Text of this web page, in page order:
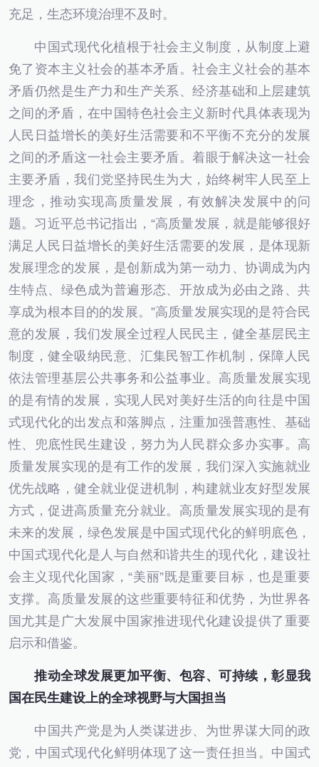
充足，生态环境治理不及时。
中国式现代化植根于社会主义制度，从制度上避
免了资本主义社会的基本矛盾。社会主义社会的基本
矛盾仍然是生产力和生产关系、经济基础和上层建筑
之间的矛盾，在中国特色社会主义新时代具体表现为
人民日益增长的美好生活需要和不平衡不充分的发展
之间的矛盾这一社会主要矛盾。着眼于解决这一社会
主要矛盾，我们党坚持民生为大，始终树牢人民至上
理念，推动实现高质量发展，有效解决发展中的问
题。习近平总书记指出，“高质量发展，就是能够很好
满足人民日益增长的美好生活需要的发展，是体现新
发展理念的发展，是创新成为第一动力、协调成为内
生特点、绿色成为普遍形态、开放成为必由之路、共
享成为根本目的的发展。”高质量发展实现的是符合民
意的发展，我们发展全过程人民民主，健全基层民主
制度，健全吸纳民意、汇集民智工作机制，保障人民
依法管理基层公共事务和公益事业。高质量发展实现
的是有情的发展，实现人民对美好生活的向往是中国
式现代化的出发点和落脚点，注重加强普惠性、基础
性、兜底性民生建设，努力为人民群众多办实事。高
质量发展实现的是有工作的发展，我们深入实施就业
优先战略，健全就业促进机制，构建就业友好型发展
方式，促进高质量充分就业。高质量发展实现的是有
未来的发展，绿色发展是中国式现代化的鲜明底色，
中国式现代化是人与自然和谐共生的现代化，建设社
会主义现代化国家，“美丽”既是重要目标，也是重要
支撑。高质量发展的这些重要特征和优势，为世界各
国尤其是广大发展中国家推进现代化建设提供了重要
启示和借鉴。
推动全球发展更加平衡、包容、可持续，彰显我
国在民生建设上的全球视野与大国担当
中国共产党是为人类谋进步、为世界谋大同的政
党，中国式现代化鲜明体现了这一责任担当。中国式